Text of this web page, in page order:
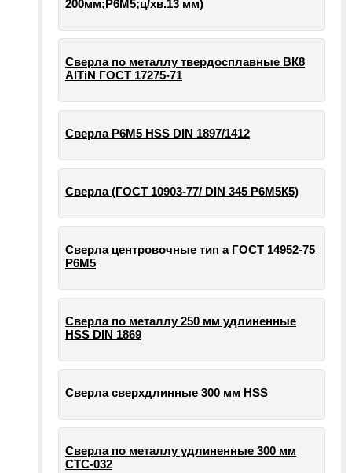
200мм;Р6М5;ц/хв.13 мм)
Сверла по металлу твердосплавные ВК8
AlTiN ГОСТ 17275-71
Сверла Р6М5 HSS DIN 1897/1412
Сверла (ГОСТ 10903-77/ DIN 345 Р6М5К5)
Сверла центровочные тип а ГОСТ 14952-75
Р6М5
Сверла по металлу 250 мм удлиненные
HSS DIN 1869
Сверла сверхдлинные 300 мм HSS
Сверла по металлу удлиненные 300 мм
СТС-032